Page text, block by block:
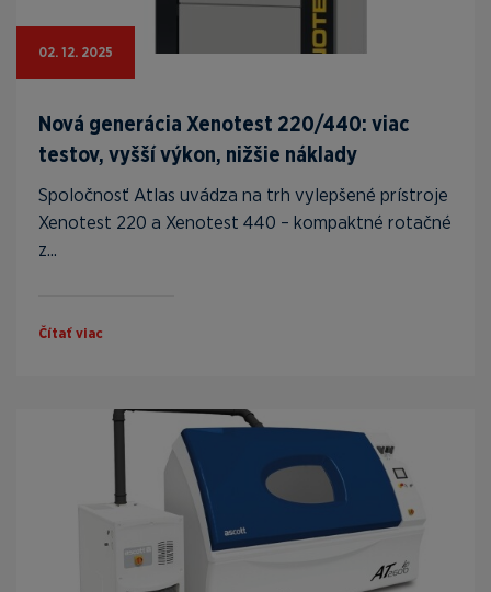
02. 12. 2025
Nová generácia Xenotest 220/440: viac
testov, vyšší výkon, nižšie náklady
Spoločnosť Atlas uvádza na trh vylepšené prístroje
Xenotest 220 a Xenotest 440 – kompaktné rotačné
z...
Čítať viac